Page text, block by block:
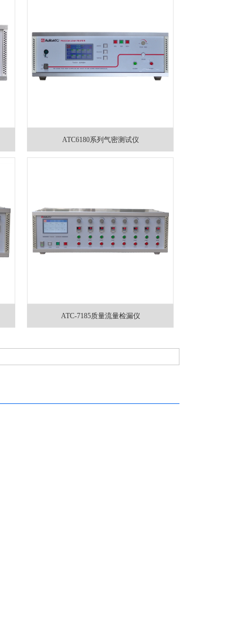
ATC6180系列气密测试仪
ATC-7185质量流量检漏仪